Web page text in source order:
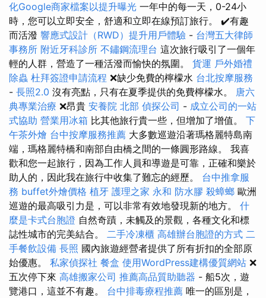
化Google商家檔案以提升曝光 一年中的每一天，0-24小
時，您可以立即安全，舒適和立即在線預訂旅行。 ✔️有趣
而活潑 響應式設計（RWD）提升用戶體驗 - 台灣五大律師
事務所 附近牙科診所 不鏽鋼流理台 這次旅行吸引了一個年
輕的人群，營造了一種活潑而愉快的氛圍。 貨運 戶外婚禮
除蟲 杜拜簽證申請流程 ❌缺少免費的檸檬水 台北按摩服務
- 長照2.0 沒有亮點，只有在夏季提供的免費檸檬水。 唐六
典專業治療 ❌昂貴 安養院 北部 偵探公司 - 成立公司的一站
式協助 營業用冰箱 比其他旅行貴一些，但增加了增值。 下
午茶外燴 台中按摩服務推薦 大多數巡遊沿著瑪格麗特島南
端，瑪格麗特橋和南部自由橋之間的一條圓形路線。 我喜
歡和您一起旅行，因為工作人員和導遊是可靠，正確和樂於
助人的，因此我在旅行中收集了難忘的經歷。 台中推拿服
務 buffet外燴價格 植牙 護理之家 永和 防水膠 殺蟑螂 歐洲
巡遊的最高吸引力是，可以非常有效地發現新的地方。 什
麼是卡式台胞證 自然奇蹟，未觸及的景觀，各種文化和標
誌性城市的完美結合。 二手冷凍櫃 高雄辦台胞證的方式 二
手餐飲設備 長照 國內旅遊經營者提供了所有折扣的全部原
始優惠。 私家偵探社 餐盒 使用WordPress建構優質網站 ❌
五次停下來 高雄搬家公司 推薦高品質助聽器 - 船5次，遊
覽港口，這並不有趣。 台中排毒療程推薦 唯一的區別是，